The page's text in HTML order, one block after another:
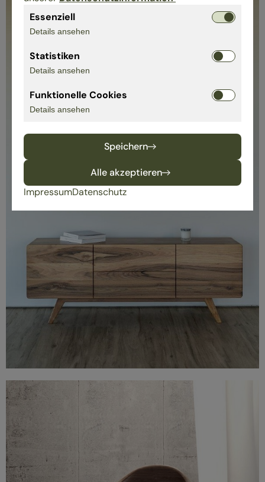
Essenziell
Details ansehen
Statistiken
Details ansehen
Funktionelle Cookies
Details ansehen
Speichern
Alle akzeptieren
ImpressumDatenschutz